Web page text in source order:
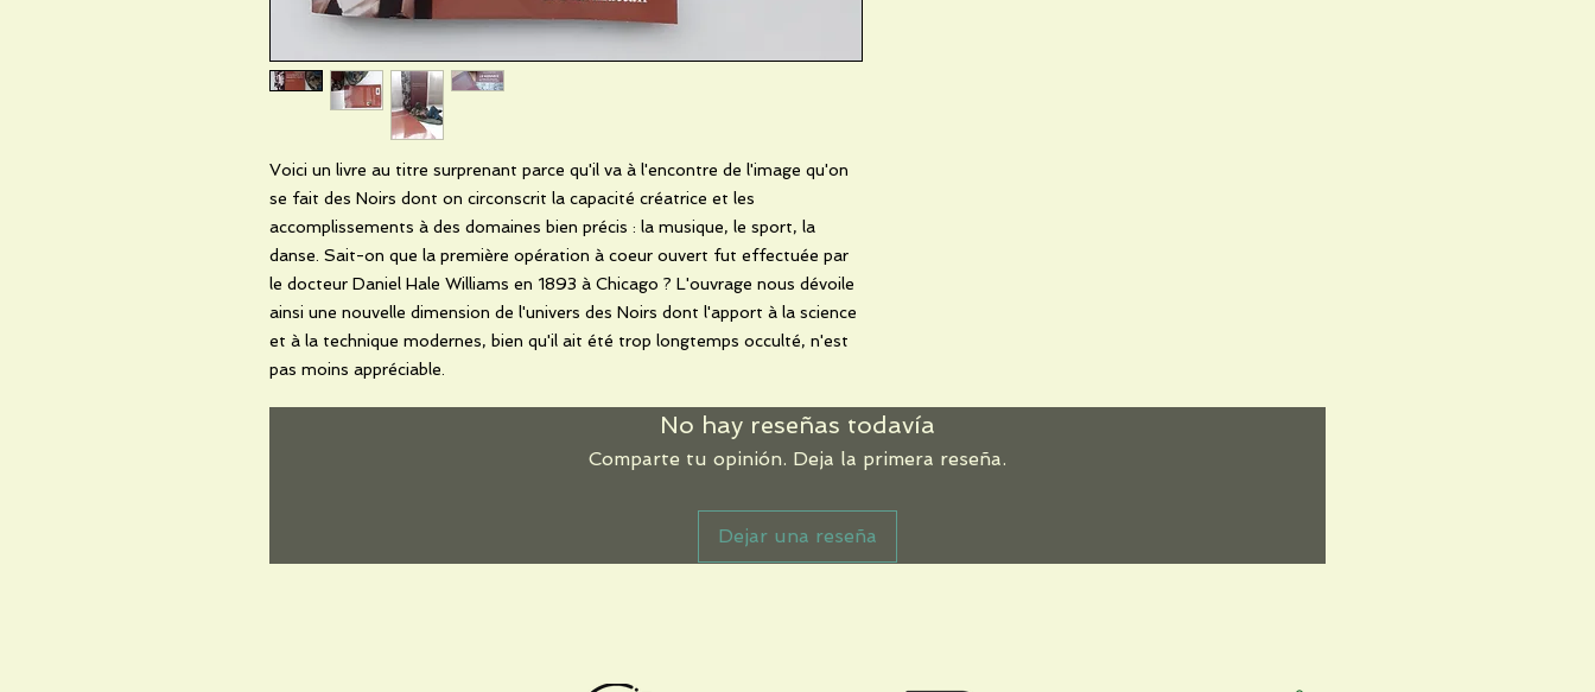
Voici un livre au titre surprenant parce qu'il va à l'encontre de l'image qu'on
se fait des Noirs dont on circonscrit la capacité créatrice et les
accomplissements à des domaines bien précis : la musique, le sport, la
danse. Sait-on que la première opération à coeur ouvert fut effectuée par
le docteur Daniel Hale Williams en 1893 à Chicago ? L'ouvrage nous dévoile
ainsi une nouvelle dimension de l'univers des Noirs dont l'apport à la science
et à la technique modernes, bien qu'il ait été trop longtemps occulté, n'est
pas moins appréciable.
No hay reseñas todavía
Comparte tu opinión. Deja la primera reseña.
Dejar una reseña